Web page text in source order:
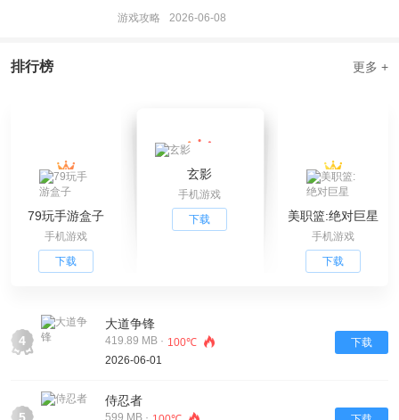
游戏攻略 2026-06-08
排行榜 更多 +
79玩手游盒子
手机游戏
下载
玄影
手机游戏
下载
美职篮:绝对巨星
手机游戏
下载
4
大道争锋
419.89 MB · 100℃
2026-06-01
下载
侍忍者
599 MB ·